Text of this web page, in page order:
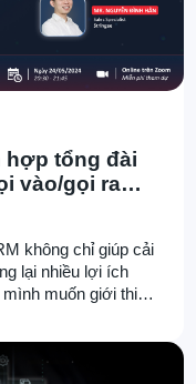
hợp tổng đài
vào/gọi ra
không chỉ giúp cải
lại nhiều lợi ích
muốn giới thiệu
lý khách hàng